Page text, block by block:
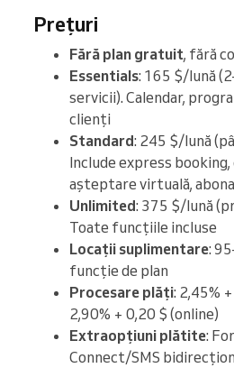
Prețuri
Fără plan gratuit, fără
Essentials: 165 $/lună
servicii). Calendar,
clienți
Standard: 245 $/lună
Include express booking,
așteptare virtuală,
Unlimited: 375 $/lună
Toate funcțiile incluse
Locații suplimentare:
funcție de plan
Procesare plăți: 2,45%
2,90% + 0,20 $ (online)
Extraopțiuni plătite:
Connect/SMS